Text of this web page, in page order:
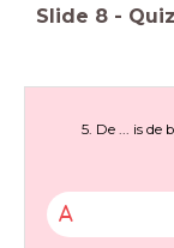
Slide 8 -
5. De ... is de
A